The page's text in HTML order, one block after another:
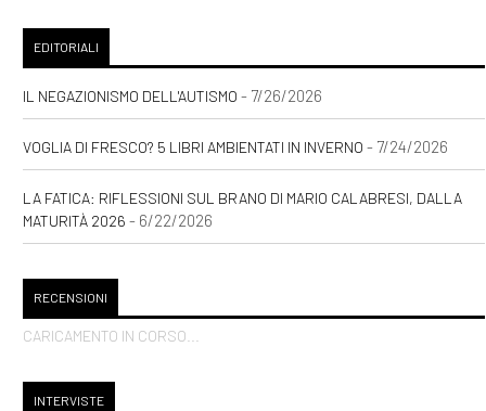
EDITORIALI
IL NEGAZIONISMO DELL'AUTISMO - 7/26/2026
VOGLIA DI FRESCO? 5 LIBRI AMBIENTATI IN INVERNO - 7/24/2026
LA FATICA: RIFLESSIONI SUL BRANO DI MARIO CALABRESI, DALLA
MATURITÀ 2026 - 6/22/2026
RECENSIONI
CARICAMENTO IN CORSO...
INTERVISTE